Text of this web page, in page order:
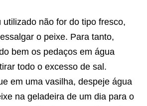
utilizado não for do tipo fresco,
o peixe. Para tanto,
bem os pedaços em água
todo o excesso de sal.
em uma vasilha, despeje água
na geladeira de um dia para o